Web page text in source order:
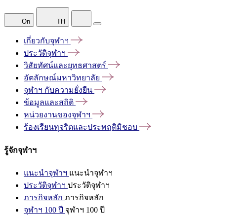
On TH
เกี่ยวกับจุฬาฯ
ประวัติจุฬาฯ
วิสัยทัศน์และยุทธศาสตร์
อัตลักษณ์มหาวิทยาลัย
จุฬาฯ กับความยั่งยืน
ข้อมูลและสถิติ
หน่วยงานของจุฬาฯ
ร้องเรียนทุจริตและประพฤติมิชอบ
รู้จักจุฬาฯ
แนะนำจุฬาฯ แนะนำจุฬาฯ
ประวัติจุฬาฯ ประวัติจุฬาฯ
ภารกิจหลัก ภารกิจหลัก
จุฬาฯ 100 ปี จุฬาฯ 100 ปี